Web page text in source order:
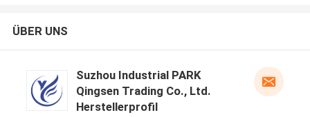
ÜBER UNS
Suzhou Industrial PARK
Qingsen Trading Co., Ltd.
Herstellerprofil